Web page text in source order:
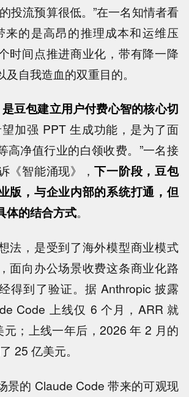
投流预算很低。”在一名知情者看
来的是高昂的推理成本和运维压
时间点推进商业化，带有降一降
自我造血的双重目的。
豆包建立用户付费心智的核心切
望加强 PPT 生成功能，是为了面
高净值行业的白领收费。”一名接
《智能涌现》，下一阶段，豆包
版，与企业内部的系统打通，但
体的结合方式。
法，是受到了海外模型商业模式
面向办公场景收费这条商业化路
得到了验证。据 Anthropic 披露
Code 上线仅 6 个月，ARR 就
；上线一年后，2026 年 2 月的
25 亿美元。
景的 Claude Code 带来的可观现